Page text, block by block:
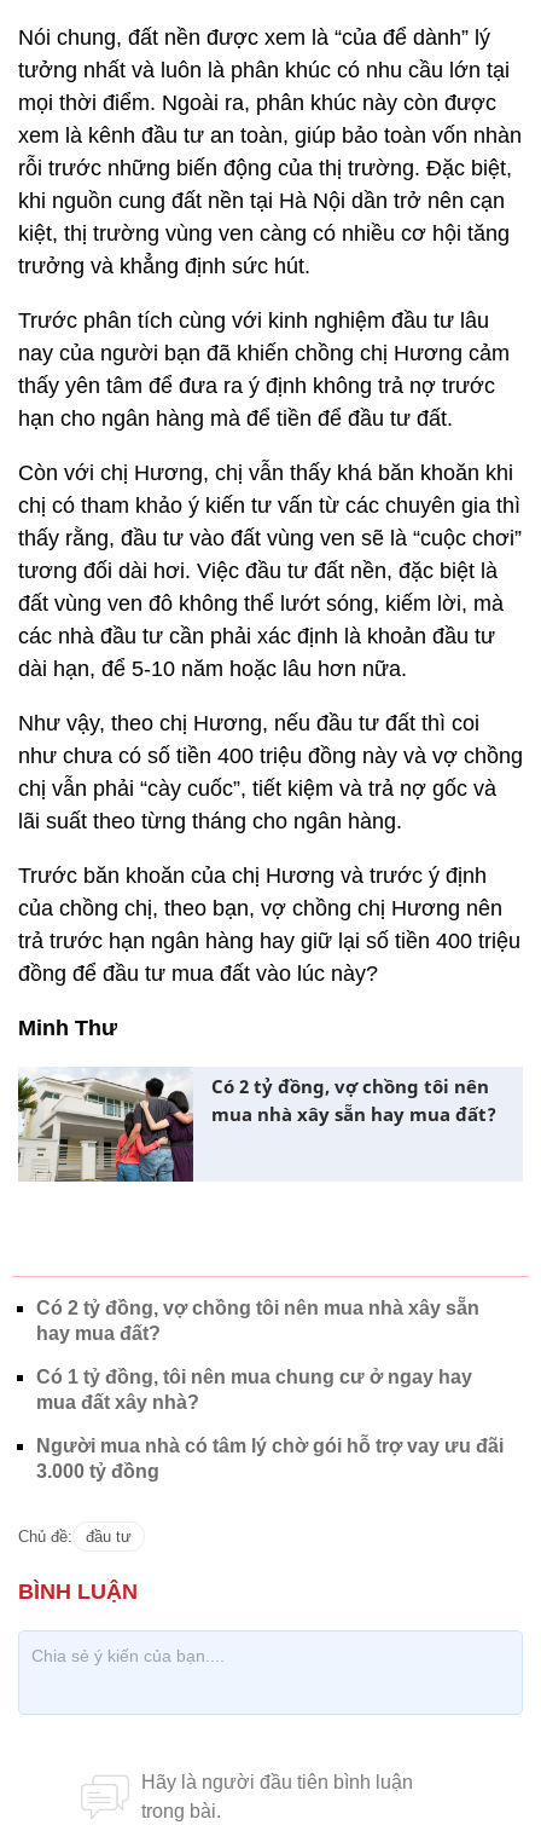
Nói chung, đất nền được xem là “của để dành” lý
tưởng nhất và luôn là phân khúc có nhu cầu lớn tại
mọi thời điểm. Ngoài ra, phân khúc này còn được
xem là kênh đầu tư an toàn, giúp bảo toàn vốn nhàn
rỗi trước những biến động của thị trường. Đặc biệt,
khi nguồn cung đất nền tại Hà Nội dần trở nên cạn
kiệt, thị trường vùng ven càng có nhiều cơ hội tăng
trưởng và khẳng định sức hút.
Trước phân tích cùng với kinh nghiệm đầu tư lâu
nay của người bạn đã khiến chồng chị Hương cảm
thấy yên tâm để đưa ra ý định không trả nợ trước
hạn cho ngân hàng mà để tiền để đầu tư đất.
Còn với chị Hương, chị vẫn thấy khá băn khoăn khi
chị có tham khảo ý kiến tư vấn từ các chuyên gia thì
thấy rằng, đầu tư vào đất vùng ven sẽ là “cuộc chơi”
tương đối dài hơi. Việc đầu tư đất nền, đặc biệt là
đất vùng ven đô không thể lướt sóng, kiếm lời, mà
các nhà đầu tư cần phải xác định là khoản đầu tư
dài hạn, để 5-10 năm hoặc lâu hơn nữa.
Như vậy, theo chị Hương, nếu đầu tư đất thì coi
như chưa có số tiền 400 triệu đồng này và vợ chồng
chị vẫn phải “cày cuốc”, tiết kiệm và trả nợ gốc và
lãi suất theo từng tháng cho ngân hàng.
Trước băn khoăn của chị Hương và trước ý định
của chồng chị, theo bạn, vợ chồng chị Hương nên
trả trước hạn ngân hàng hay giữ lại số tiền 400 triệu
đồng để đầu tư mua đất vào lúc này?
Minh Thư
Có 2 tỷ đồng, vợ chồng tôi nên
mua nhà xây sẵn hay mua đất?
Có 2 tỷ đồng, vợ chồng tôi nên mua nhà xây sẵn
hay mua đất?
Có 1 tỷ đồng, tôi nên mua chung cư ở ngay hay
mua đất xây nhà?
Người mua nhà có tâm lý chờ gói hỗ trợ vay ưu đãi
3.000 tỷ đồng
Chủ đề: đầu tư